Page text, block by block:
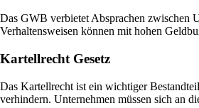
Das GWB verbietet Absprachen zwischen
Verhaltensweisen können mit hohen
Kartellrecht Gesetz
Das Kartellrecht ist ein wichtiger
verhindern. Unternehmen müssen sich an